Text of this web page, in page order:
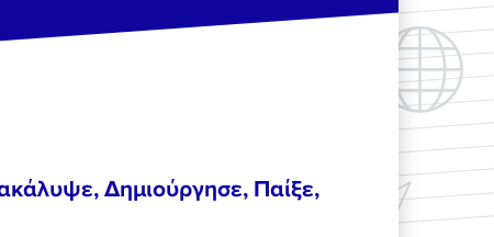
Δημιούργησε, Παίξε,